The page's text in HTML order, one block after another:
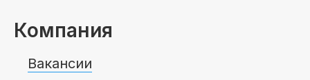
Компания
Вакансии